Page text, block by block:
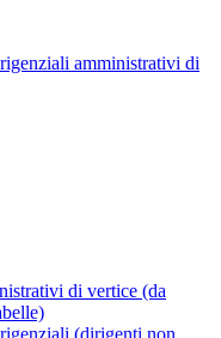
amministrativi di
di vertice (da